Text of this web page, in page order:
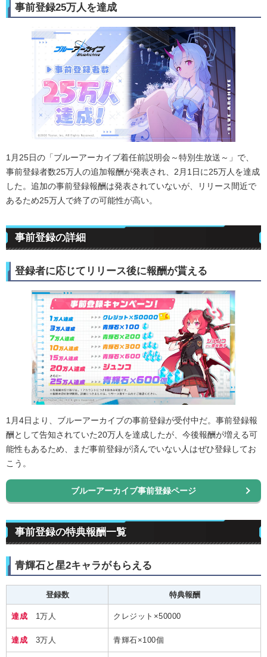
事前登録25万人を達成
1月25日の「ブルーアーカイブ着任前説明会～特別生放送～」で、
事前登録者数25万人の追加報酬が発表され、2月1日に25万人を達成
した。追加の事前登録報酬は発表されていないが、リリース間近で
あるため25万人で終了の可能性が高い。
事前登録の詳細
登録者に応じてリリース後に報酬が貰える
1月4日より、ブルーアーカイブの事前登録が受付中だ。事前登録報
酬として告知されていた20万人を達成したが、今後報酬が増える可
能性もあるため、まだ事前登録が済んでいない人はぜひ登録してお
こう。
ブルーアーカイブ事前登録ページ
事前登録の特典報酬一覧
青輝石と星2キャラがもらえる
登録数 特典報酬
達成 1万人 クレジット×50000
達成 3万人 青輝石×100個